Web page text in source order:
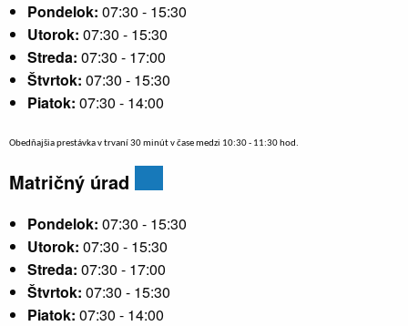
Pondelok: 07:30 - 15:30
Utorok: 07:30 - 15:30
Streda: 07:30 - 17:00
Štvrtok: 07:30 - 15:30
Piatok: 07:30 - 14:00
Obedňajšia prestávka v trvaní 30 minút v čase medzi 10:30 - 11:30 hod.
Matričný úrad
Pondelok: 07:30 - 15:30
Utorok: 07:30 - 15:30
Streda: 07:30 - 17:00
Štvrtok: 07:30 - 15:30
Piatok: 07:30 - 14:00